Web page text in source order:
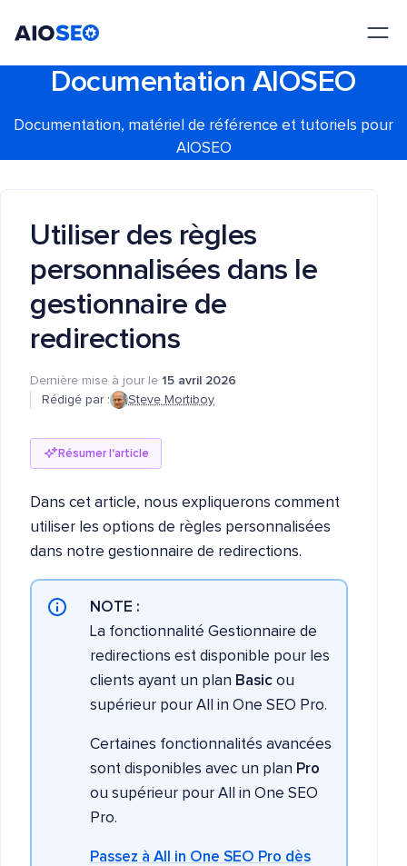
Documentation AIOSEO
Documentation, matériel de référence et tutoriels pour
AIOSEO
Utiliser des règles
personnalisées dans le
gestionnaire de
redirections
Dernière mise à jour le 15 avril 2026
Rédigé par :
Steve Mortiboy
Résumer l'article
Dans cet article, nous expliquerons comment
utiliser les options de règles personnalisées
dans notre gestionnaire de redirections.
NOTE :
La fonctionnalité Gestionnaire de
redirections est disponible pour les
clients ayant un plan Basic ou
supérieur pour All in One SEO Pro.
Certaines fonctionnalités avancées
sont disponibles avec un plan Pro
ou supérieur pour All in One SEO
Pro.
Passez à All in One SEO Pro dès